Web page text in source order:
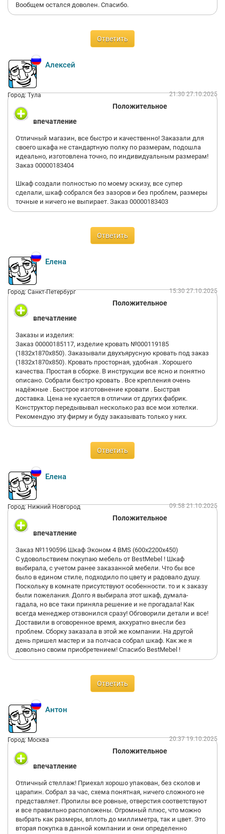
Вообщем остался доволен. Спасибо.
Ответить
Алексей
Город: Тула 21:30 27.10.2025
Положительное
впечатление
Отличный магазин, все быстро и качественно! Заказали для
своего шкафа не стандартную полку по размерам, подошла
идеально, изготовлена точно, по индивидуальным размерам!
Заказ 00000183404
Шкаф создали полностью по моему эскизу, все супер
сделали, шкаф собрался без зазоров и без проблем, размеры
точные и ничего не выпирает. Заказ 00000183403
Ответить
Елена
Город: Санкт-Петербург 15:30 27.10.2025
Положительное
впечатление
Заказы и изделия:
Заказ 00000185117, изделие кровать №000119185
(1832х1870х850). Заказывали двухъярусную кровать под заказ
(1832х1870х850). Кровать просторная, удобная . Хорошего
качества. Простая в сборке. В инструкции все ясно и понятно
описано. Собрали быстро кровать . Все крепления очень
надёжные . Быстрое изготовнение кровати . Быстрая
доставка. Цена не кусается в отличии от других фабрик.
Конструктор передывывал несколько раз все мои хотелки.
Рекомендую эту фирму и буду заказывать только у них.
Ответить
Елена
Город: Нижний Новгород 09:58 21.10.2025
Положительное
впечатление
Заказ №1190596 Шкаф Эконом 4 BMS (600х2200х450)
С удовольствием покупаю мебель от BestMebel ! Шкаф
выбирала, с учетом ранее заказанной мебели. Что бы все
было в едином стиле, подходило по цвету и радовало душу.
Поскольку в комнате присутствуют особенности. то и к заказу
были пожелания. Долго я выбирала этот шкаф, думала-
гадала, но все таки приняла решение и не прогадала! Как
всегда менеджер отзвонился сразу! Обговорили детали и все!
Доставили в оговоренное время, аккуратно внесли без
проблем. Сборку заказала в этой же компании. На другой
день пришел мастер и за полчаса собрал шкаф. Как же я
довольно своим приобретением! Спасибо BestMebel !
Ответить
Антон
Город: Москва 20:37 19.10.2025
Положительное
впечатление
Отличный стеллаж! Приехал хорошо упакован, без сколов и
царапин. Собрал за час, схема понятная, ничего сложного не
представляет. Пропилы все ровные, отверстия соответствуют
и все правильно расположены. Огромный плюс, что можно
выбрать как размеры, вплоть до миллиметра, так и цвет. Это
вторая покупка в данной компании и они определенно